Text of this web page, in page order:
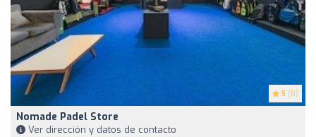
5 (8)
Nomade Padel Store
Ver dirección y datos de contacto